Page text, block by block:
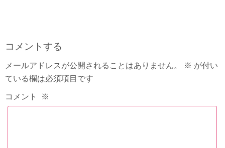
コメントする
メールアドレスが公開されることはありません。 ※ が付い
ている欄は必須項目です
コメント ※